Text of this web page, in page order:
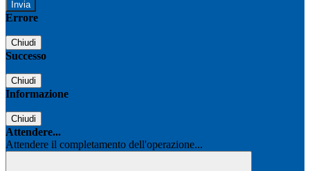
Errore
Chiudi
Successo
Chiudi
Informazione
Chiudi
Attendere...
Attendere il completamento dell'operazione...